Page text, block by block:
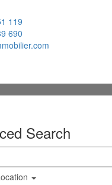
119
690
Search